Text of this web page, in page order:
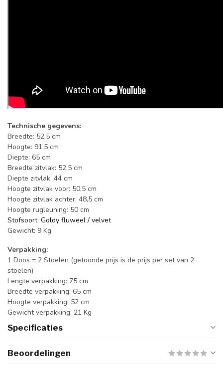
Technische gegevens:
Breedte: 52,5 cm
Hoogte: 91,5 cm
Diepte: 65 cm
Breedte zitvlak: 52,5 cm
Diepte zitvlak: 44 cm
Hoogte zitvlak voor: 50,5 cm
Hoogte zitvlak achter: 48,5 cm
Hoogte rugleuning: 50 cm
Stofsoort: Goldy fluweel / velvet
Gewicht: 9 Kg
Verpakking:
1 Doos = 2 Stoelen (getoonde prijs is de prijs per set van 2
stoelen)
Lengte verpakking: 75 cm
Breedte verpakking: 65 cm
Hoogte verpakking: 52 cm
Gewicht verpakking: 21 Kg
Specificaties
Beoordelingen